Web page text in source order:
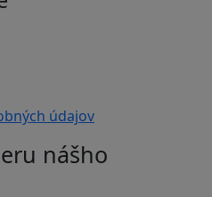
údajov
nášho